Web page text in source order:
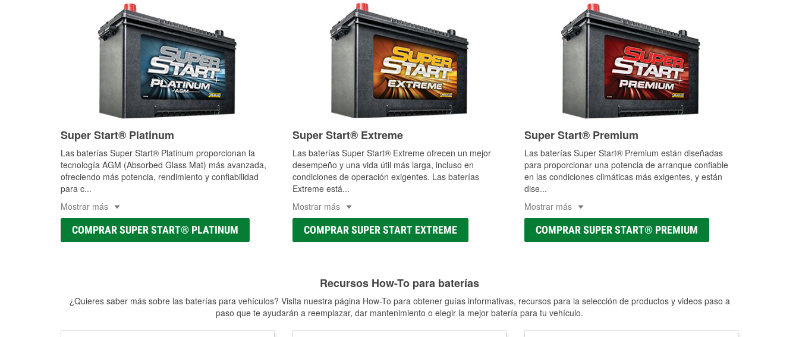
Super Start® Platinum
Las baterías Super Start® Platinum proporcionan la
tecnología AGM (Absorbed Glass Mat) más avanzada,
ofreciendo más potencia, rendimiento y confiabilidad
para c...
Mostrar más
COMPRAR SUPER START® PLATINUM
Super Start® Extreme
Las baterías Super Start® Extreme ofrecen un mejor
desempeño y una vida útil más larga, incluso en
condiciones de operación exigentes. Las baterías
Extreme está...
Mostrar más
COMPRAR SUPER START EXTREME
Super Start® Premium
Las baterías Super Start® Premium están diseñadas
para proporcionar una potencia de arranque confiable
en las condiciones climáticas más exigentes, y están
dise...
Mostrar más
COMPRAR SUPER START® PREMIUM
Recursos How-To para baterías
¿Quieres saber más sobre las baterías para vehículos? Visita nuestra página How-To para obtener guías informativas, recursos para la selección de productos y videos paso a
paso que te ayudarán a reemplazar, dar mantenimiento o elegir la mejor batería para tu vehículo.